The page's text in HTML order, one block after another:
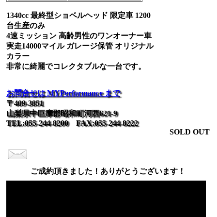
1340cc 最終型ショベルヘッド 限定車 1200
台生産のみ
4速ミッション 高齢男性のワンオーナー車
実走14000マイル ガレージ保管 オリジナル
カラー
非常に綺麗でコレクタブルな一台です。
お問合せは MYPerformance まで
〒409-3851
山梨県中巨摩郡昭和町河西621-9
TEL:055-244-8200 FAX:055-244-8222
SOLD OUT
ご成約頂きました！ありがとうございます！